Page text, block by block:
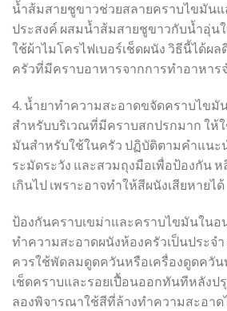
น้ำส้มสายชูขาวช่วยสลายคราบไขมัน
ประสงค์ ผสมน้ำส้มสายชูขาวกับน้ำอุ่น
ใช้ผ้าไมโครไฟเบอร์เช็ดผนัง วิธีนี้ได้ผ
ครัวที่มีคราบอาหารจากการทำอาหาร
4. น้ำยาทำความสะอาดขจัดคราบไขมั
สำหรับบริเวณที่มีคราบสกปรกมาก ให้
มันสำหรับใช้ในครัว ปฏิบัติตามคำแน
ระมัดระวัง และสวมถุงมือเพื่อป้องกัน
เกินไป เพราะอาจทำให้สีผนังเสียหายได้
ป้องกันคราบเขม่าและคราบไขมันในอ
ทำความสะอาดผนังห้องครัวเป็นประจ
ควรใช้พัดลมดูดควันหรือเครื่องดูดควั
เช็ดคราบและรอยเปื้อนออกทันทีหลังปรุ
ลองพิจารณาใช้สีที่ล้างทำความสะอาด